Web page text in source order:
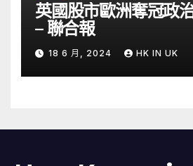
英國股市歐洲奪冠政
– 聯合報
18 6 月, 2024 HK IN UK